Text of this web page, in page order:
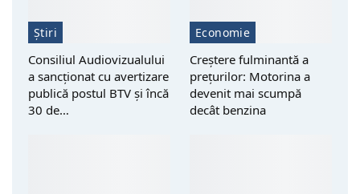
Știri
Consiliul Audiovizualului
a sancționat cu avertizare
publică postul BTV și încă
30 de…
Economie
Creștere fulminantă a
prețurilor: Motorina a
devenit mai scumpă
decât benzina